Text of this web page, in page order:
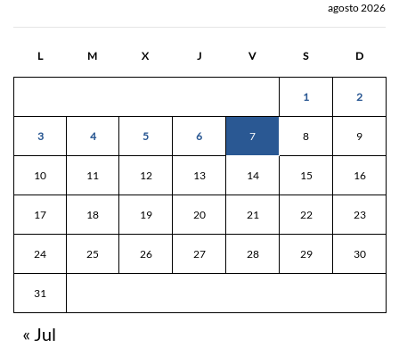
agosto 2026
L M X J V S D
1 2
3 4 5 6 7 8 9
10 11 12 13 14 15 16
17 18 19 20 21 22 23
24 25 26 27 28 29 30
31
« Jul